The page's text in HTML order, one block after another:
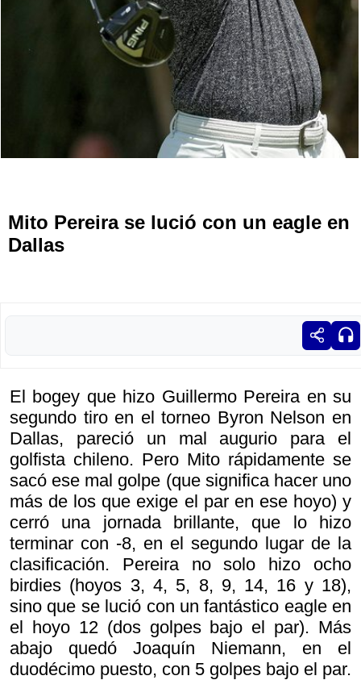
Mito Pereira se lució con un eagle en
Dallas
El bogey que hizo Guillermo Pereira en su
segundo tiro en el torneo Byron Nelson en
Dallas, pareció un mal augurio para el
golfista chileno. Pero Mito rápidamente se
sacó ese mal golpe (que significa hacer uno
más de los que exige el par en ese hoyo) y
cerró una jornada brillante, que lo hizo
terminar con -8, en el segundo lugar de la
clasificación. Pereira no solo hizo ocho
birdies (hoyos 3, 4, 5, 8, 9, 14, 16 y 18),
sino que se lució con un fantástico eagle en
el hoyo 12 (dos golpes bajo el par). Más
abajo quedó Joaquín Niemann, en el
duodécimo puesto, con 5 golpes bajo el par.